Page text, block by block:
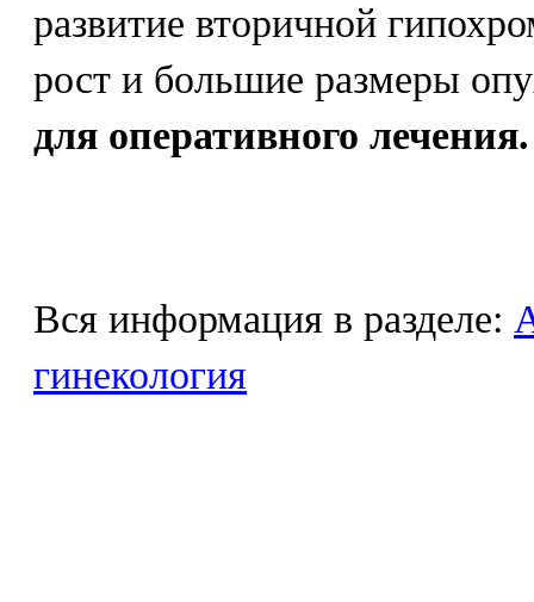
развитие вторичной
рост и большие размеры
для оперативного лечения.
Вся информация в разделе:
гинекология